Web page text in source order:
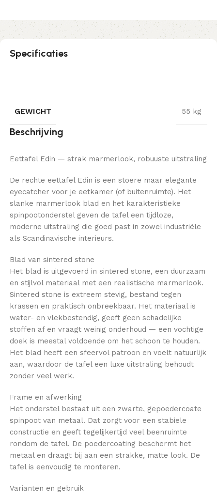
Specificaties
GEWICHT 55 kg
Beschrijving
Eettafel Edin — strak marmerlook, robuuste uitstraling
De rechte eettafel Edin is een stoere maar elegante
eyecatcher voor je eetkamer (of buitenruimte). Het
slanke marmerlook blad en het karakteristieke
spinpootonderstel geven de tafel een tijdloze,
moderne uitstraling die goed past in zowel industriële
als Scandinavische interieurs.
Blad van sintered stone
Het blad is uitgevoerd in sintered stone, een duurzaam
en stijlvol materiaal met een realistische marmerlook.
Sintered stone is extreem stevig, bestand tegen
krassen en praktisch onbreekbaar. Het materiaal is
water- en vlekbestendig, geeft geen schadelijke
stoffen af en vraagt weinig onderhoud — een vochtige
doek is meestal voldoende om het schoon te houden.
Het blad heeft een sfeervol patroon en voelt natuurlijk
aan, waardoor de tafel een luxe uitstraling behoudt
zonder veel werk.
Frame en afwerking
Het onderstel bestaat uit een zwarte, gepoedercoate
spinpoot van metaal. Dat zorgt voor een stabiele
constructie en geeft tegelijkertijd veel beenruimte
rondom de tafel. De poedercoating beschermt het
metaal en draagt bij aan een strakke, matte look. De
tafel is eenvoudig te monteren.
Varianten en gebruik